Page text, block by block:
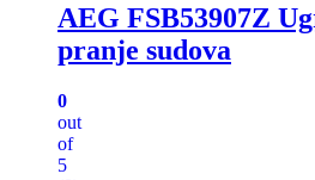
AEG FSB53907Z
pranje sudova
0
out
of
5